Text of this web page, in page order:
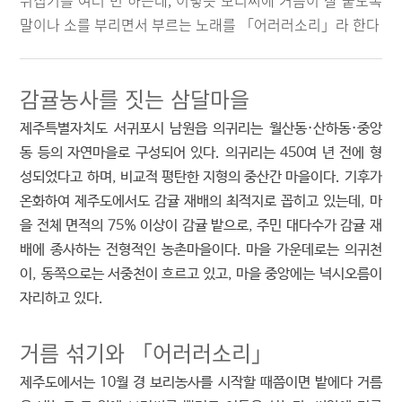
말이나 소를 부리면서 부르는 노래를 「어러러소리」라 한다
감귤농사를 짓는 삼달마을
제주특별자치도 서귀포시 남원읍 의귀리는 월산동·산하동·중앙
동 등의 자연마을로 구성되어 있다. 의귀리는 450여 년 전에 형
성되었다고 하며, 비교적 평탄한 지형의 중산간 마을이다. 기후가
온화하여 제주도에서도 감귤 재배의 최적지로 꼽히고 있는데, 마
을 전체 면적의 75% 이상이 감귤 밭으로, 주민 대다수가 감귤 재
배에 종사하는 전형적인 농촌마을이다. 마을 가운데로는 의귀천
이, 동쪽으로는 서중천이 흐르고 있고, 마을 중앙에는 넉시오름이
자리하고 있다.
거름 섞기와 「어러러소리」
제주도에서는 10월 경 보리농사를 시작할 때쯤이면 밭에다 거름